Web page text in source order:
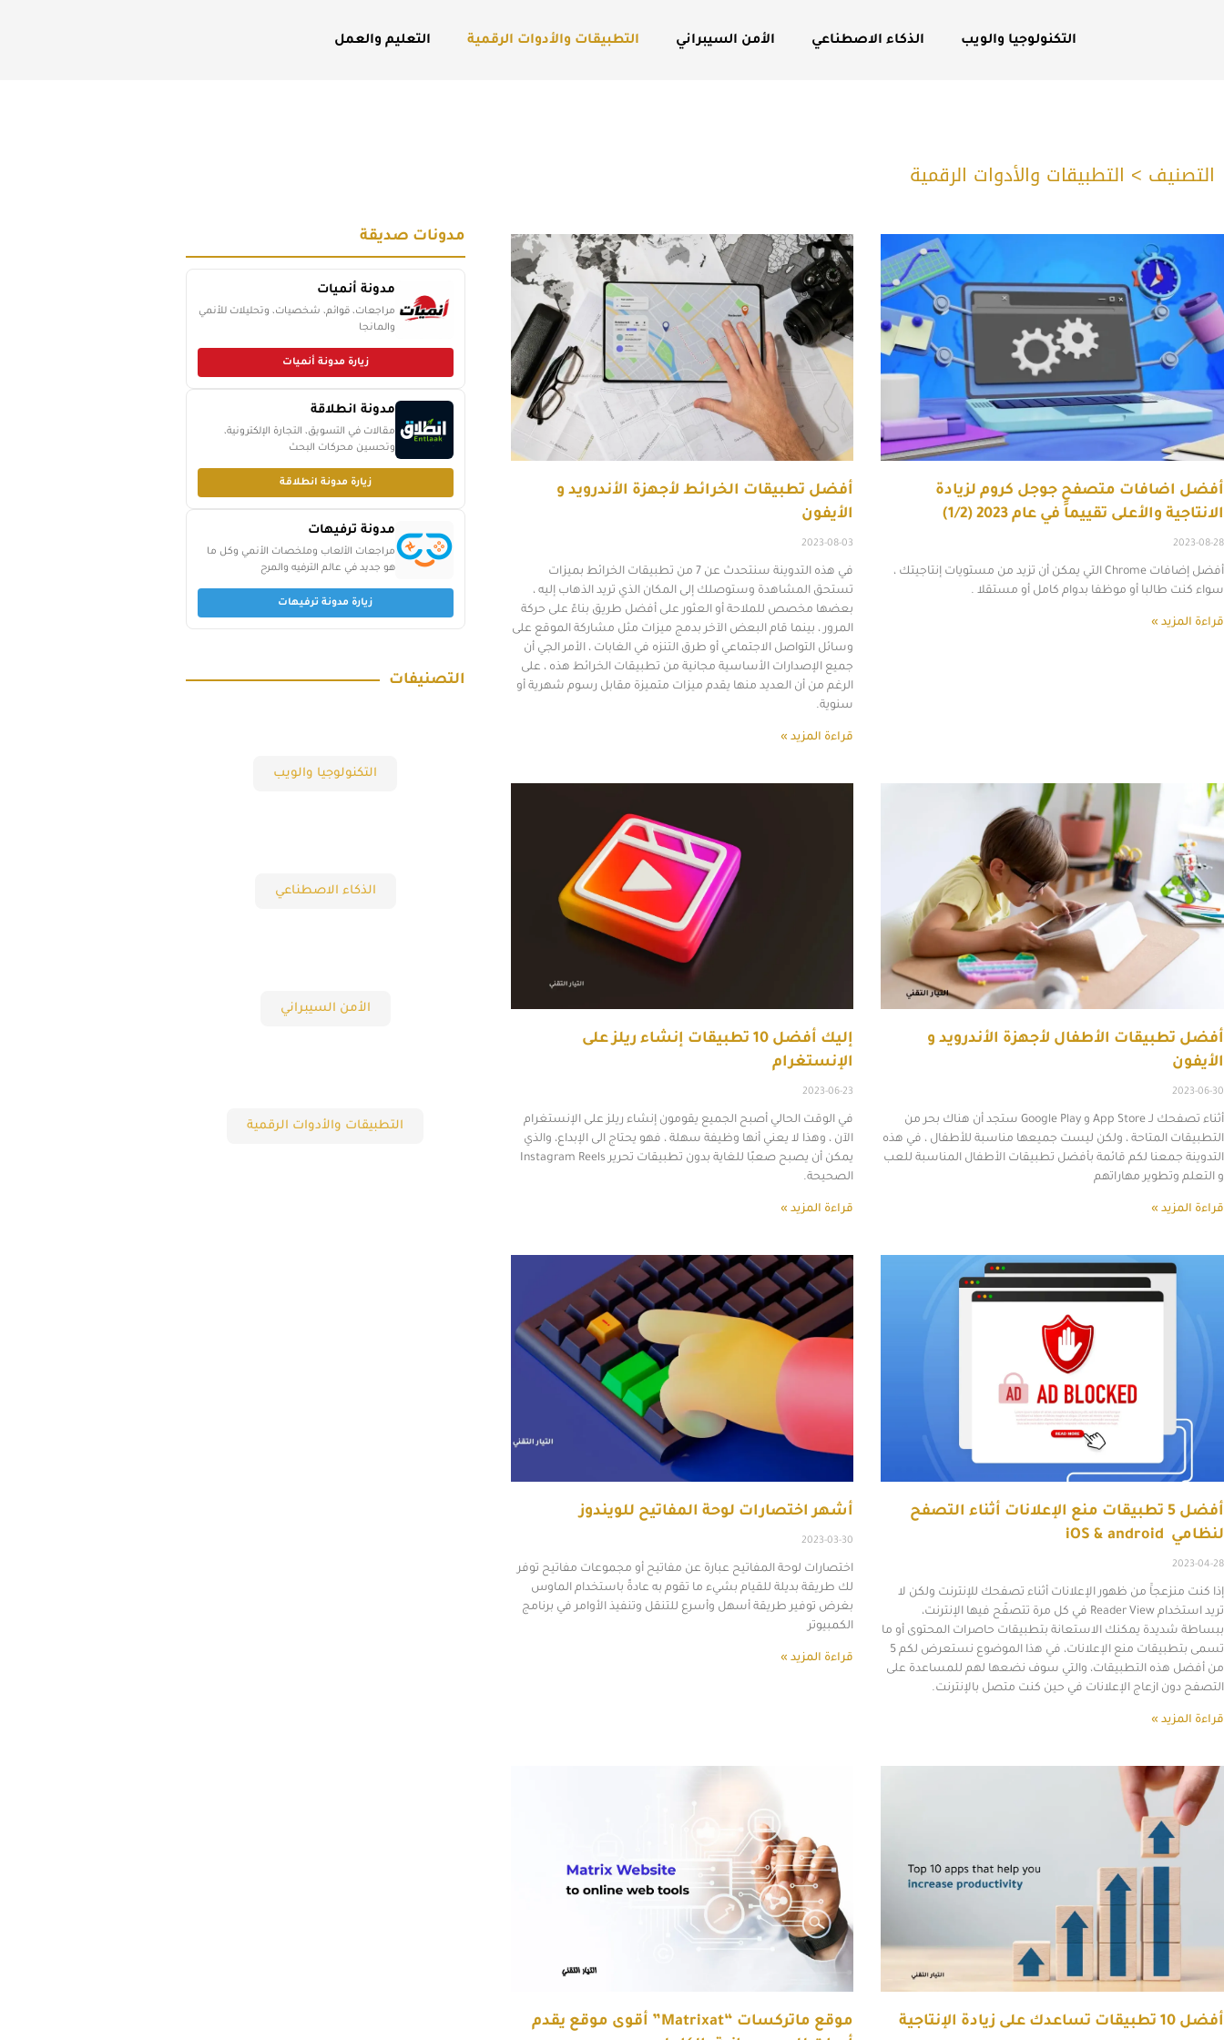
التكنولوجيا والويب الذكاء الاصطناعي الأمن السيبراني التطبيقات والأدوات الرقمية التعليم والعمل
التصنيف > التطبيقات والأدوات الرقمية
أفضل اضافات متصفح جوجل كروم لزيادة
الانتاجية والأعلى تقييماََ في عام 2023 (1/2)
2023-08-28
أفضل إضافات Chrome التي يمكن أن تزيد من مستويات إنتاجيتك ،
سواء كنت طالبا أو موظفا بدوام كامل أو مستقلا .
قراءة المزيد »
أفضل تطبيقات الخرائط لأجهزة الأندرويد و
الأيفون
2023-08-03
في هذه التدوينة سنتحدث عن 7 من تطبيقات الخرائط بميزات
تستحق المشاهدة وستوصلك إلى المكان الذي تريد الذهاب إليه ،
بعضها مخصص للملاحة أو العثور على أفضل طريق بناءً على حركة
المرور ، بينما قام البعض الآخر بدمج ميزات مثل مشاركة الموقع على
وسائل التواصل الاجتماعي أو طرق التنزه في الغابات ، الأمر الجي أن
جميع الإصدارات الأساسية مجانية من تطبيقات الخرائط هذه ، على
الرغم من أن العديد منها يقدم ميزات متميزة مقابل رسوم شهرية أو
سنوية.
قراءة المزيد »
أفضل تطبيقات الأطفال لأجهزة الأندرويد و
الأيفون
2023-06-30
أثناء تصفحك لـ App Store و Google Play ستجد أن هناك بحر من
التطبيقات المتاحة ، ولكن ليست جميعها مناسبة للأطفال ، في هذه
التدوينة جمعنا لكم قائمة بأفضل تطبيقات الأطفال المناسبة للعب
و التعلم وتطوير مهاراتهم
قراءة المزيد »
إليك أفضل 10 تطبيقات إنشاء ريلز على
الإنستغرام
2023-06-23
في الوقت الحالي أصبح الجميع يقومون إنشاء ريلز على الإنستغرام
الآن ، وهذا لا يعني أنها وظيفة سهلة ، فهو يحتاج الى الإبداع، والذي
يمكن أن يصبح صعبًا للغاية بدون تطبيقات تحرير Instagram Reels
الصحيحة.
قراءة المزيد »
أفضل 5 تطبيقات منع الإعلانات أثناء التصفح
لنظامي iOS & android
2023-04-28
إذا كنت منزعجاََ من ظهور الإعلانات أثناء تصفحك للإنترنت ولكن لا
تريد استخدام Reader View في كل مرة تتصفّح فيها الإنترنت،
ببساطة شديدة يمكنك الاستعانة بتطبيقات حاصرات المحتوى أو ما
تسمى بتطبيقات منع الإعلانات، في هذا الموضوع نستعرض لكم 5
من أفضل هذه التطبيقات، والتي سوف نضعها لهم للمساعدة على
التصفح دون ازعاج الإعلانات في حين كنت متصل بالإنترنت.
قراءة المزيد »
أشهر اختصارات لوحة المفاتيح للويندوز
2023-03-30
اختصارات لوحة المفاتيح عبارة عن مفاتيح أو مجموعات مفاتيح توفر
لك طريقة بديلة للقيام بشيء ما تقوم به عادةً باستخدام الماوس
بغرض توفير طريقة أسهل وأسرع للتنقل وتنفيذ الأوامر في برنامج
الكمبيوتر
قراءة المزيد »
أفضل 10 تطبيقات تساعدك على زيادة الإنتاجية
موقع ماتركسات “Matrixat” أقوى موقع يقدم
Page
Page
Page
Page
مدونات صديقة
مدونة أنميات
مراجعات، قوائم، شخصيات، وتحليلات للأنمي
والمانجا
زيارة مدونة أنميات
مدونة انطلاقة
مقالات في التسويق، التجارة الإلكترونية،
وتحسين محركات البحث
زيارة مدونة انطلاقة
مدونة ترفيهات
مراجعات الألعاب وملخصات الأنمي وكل ما
هو جديد في عالم الترفيه والمرح
زيارة مدونة ترفيهات
التصنيفات
التكنولوجيا والويب
الذكاء الاصطناعي
الأمن السيبراني
التطبيقات والأدوات الرقمية